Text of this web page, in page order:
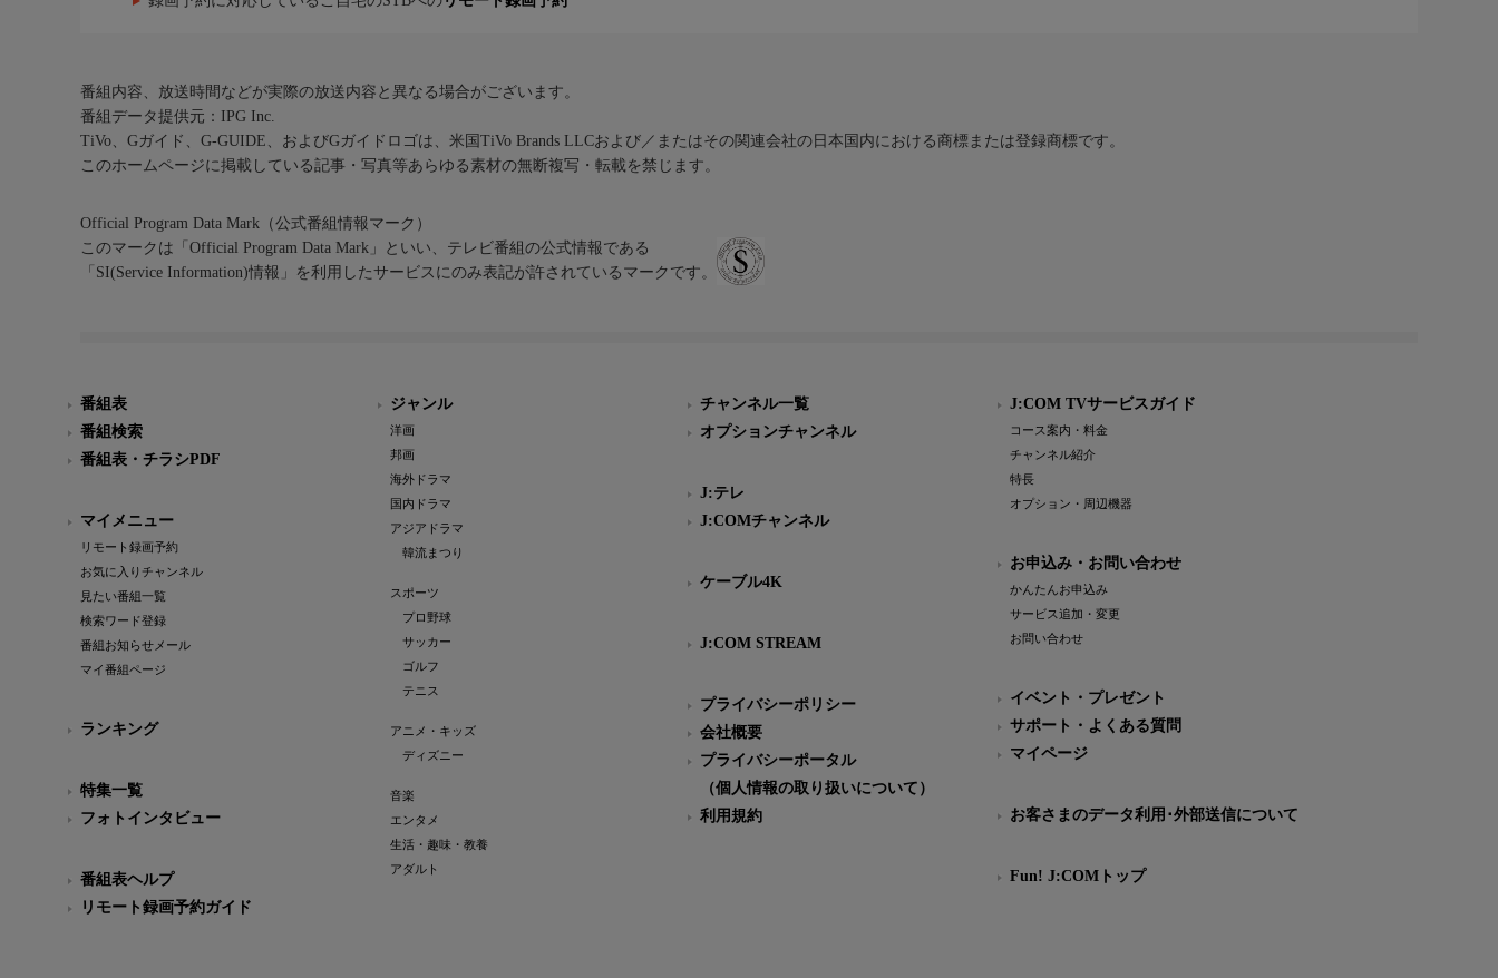
番組内容、放送時間などが実際の放送内容と異なる場合がございます。
番組データ提供元：IPG Inc.
TiVo、Gガイド、G-GUIDE、およびGガイドロゴは、米国TiVo Brands LLCおよび／またはその関連会社の日本国内における商標または登録商標です。
このホームページに掲載している記事・写真等あらゆる素材の無断複写・転載を禁じます。
Official Program Data Mark（公式番組情報マーク）
このマークは「Official Program Data Mark」といい、テレビ番組の公式情報である
「SI(Service Information)情報」を利用したサービスにのみ表記が許されているマークです。
番組表
番組検索
番組表・チラシPDF
マイメニュー
リモート録画予約
お気に入りチャンネル
見たい番組一覧
検索ワード登録
番組お知らせメール
マイ番組ページ
ランキング
特集一覧
フォトインタビュー
番組表ヘルプ
リモート録画予約ガイド
ジャンル
洋画
邦画
海外ドラマ
国内ドラマ
アジアドラマ
韓流まつり
スポーツ
プロ野球
サッカー
ゴルフ
テニス
アニメ・キッズ
ディズニー
音楽
エンタメ
生活・趣味・教養
アダルト
チャンネル一覧
オプションチャンネル
J:テレ
J:COMチャンネル
ケーブル4K
J:COM STREAM
プライバシーポリシー
会社概要
プライバシーポータル
（個人情報の取り扱いについて）
利用規約
J:COM TVサービスガイド
コース案内・料金
チャンネル紹介
特長
オプション・周辺機器
お申込み・お問い合わせ
かんたんお申込み
サービス追加・変更
お問い合わせ
イベント・プレゼント
サポート・よくある質問
マイページ
お客さまのデータ利用･外部送信について
Fun! J:COMトップ